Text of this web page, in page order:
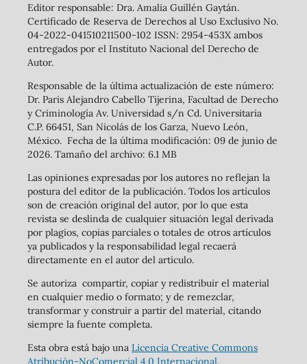
Editor responsable: Dra. Amalia Guillén Gaytán.
Certificado de Reserva de Derechos al Uso Exclusivo No.
04-2022-041510211500-102 ISSN: 2954-453X ambos
entregados por el Instituto Nacional del Derecho de
Autor.
Responsable de la última actualización de este número:
Dr. Paris Alejandro Cabello Tijerina, Facultad de Derecho
y Criminología Av. Universidad s/n Cd. Universitaria
C.P. 66451, San Nicolás de los Garza, Nuevo León,
México. Fecha de la última modificación: 09 de junio de
2026. Tamaño del archivo: 6.1 MB
Las opiniones expresadas por los autores no reflejan la
postura del editor de la publicación. Todos los artículos
son de creación original del autor, por lo que esta
revista se deslinda de cualquier situación legal derivada
por plagios, copias parciales o totales de otros artículos
ya publicados y la responsabilidad legal recaerá
directamente en el autor del artículo.
Se autoriza compartir, copiar y redistribuir el material
en cualquier medio o formato; y de remezclar,
transformar y construir a partir del material, citando
siempre la fuente completa.
Esta obra está bajo una Licencia Creative Commons
Atribución-NoComercial 4.0 Internacional.